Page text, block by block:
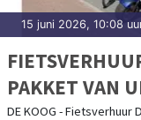
15 juni 2026, 10:08
PAKKET VAN
DE KOOG - Fietsverhuur